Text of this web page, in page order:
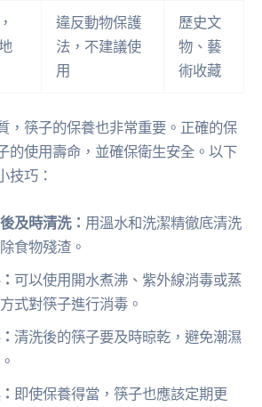
違反動物保護
法，不建議使
用
歷史文
物、藝
術收藏
，筷子的保養也非常重要。正確的保
的使用壽命，並確保衛生安全。以下
技巧：
及時清洗： 用溫水和洗潔精徹底清洗
食物殘渣。
可以使用開水煮沸、紫外線消毒或蒸
式對筷子進行消毒。
清洗後的筷子要及時晾乾，避免潮濕
即使保養得當，筷子也應該定期更